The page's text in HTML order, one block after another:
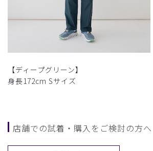
【ディープグリーン】
身長172cm Sサイズ
店舗での試着・購入をご検討の方へ